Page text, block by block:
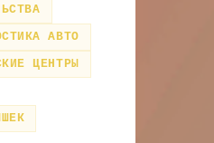
АВТО
ЦЕНТРЫ